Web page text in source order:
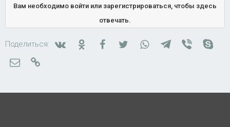
Вам необходимо войти или зарегистрироваться, чтобы здесь
отвечать.
Поделиться: ВконтактеОдноклассники
FacebookTwitterWhatsAppTelegram
Viber
Электронная почта